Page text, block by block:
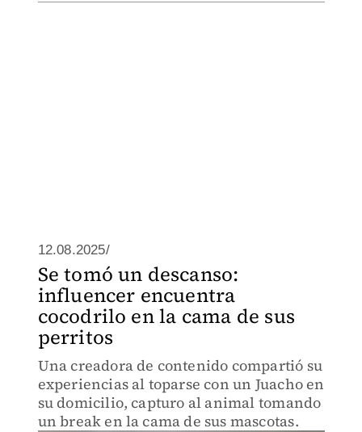
12.08.2025/
Se tomó un descanso:
influencer encuentra
cocodrilo en la cama de sus
perritos
Una creadora de contenido compartió su
experiencias al toparse con un Juacho en
su domicilio, capturo al animal tomando
un break en la cama de sus mascotas.